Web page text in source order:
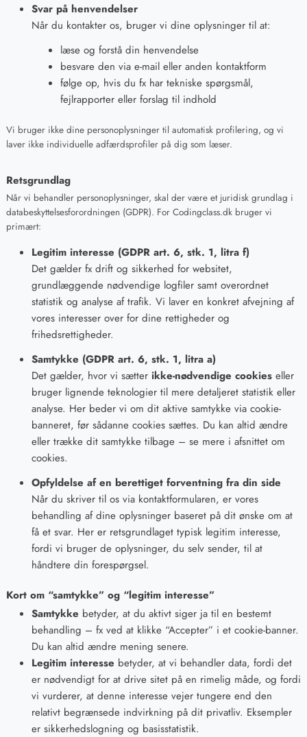
Svar på henvendelser
Når du kontakter os, bruger vi dine oplysninger til at:
læse og forstå din henvendelse
besvare den via e-mail eller anden kontaktform
følge op, hvis du fx har tekniske spørgsmål,
fejlrapporter eller forslag til indhold
Vi bruger ikke dine personoplysninger til automatisk profilering, og vi
laver ikke individuelle adfærdsprofiler på dig som læser.
Retsgrundlag
Når vi behandler personoplysninger, skal der være et juridisk grundlag i
databeskyttelsesforordningen (GDPR). For Codingclass.dk bruger vi
primært:
Legitim interesse (GDPR art. 6, stk. 1, litra f)
Det gælder fx drift og sikkerhed for websitet,
grundlæggende nødvendige logfiler samt overordnet
statistik og analyse af trafik. Vi laver en konkret afvejning af
vores interesser over for dine rettigheder og
frihedsrettigheder.
Samtykke (GDPR art. 6, stk. 1, litra a)
Det gælder, hvor vi sætter ikke-nødvendige cookieseller
bruger lignende teknologier til mere detaljeret statistik eller
analyse. Her beder vi om dit aktive samtykke via cookie-
banneret, før sådanne cookies sættes. Du kan altid ændre
eller trække dit samtykke tilbage – se mere i afsnittet om
cookies.
Opfyldelse af en berettiget forventning fra din side
Når du skriver til os via kontaktformularen, er vores
behandling af dine oplysninger baseret på dit ønske om at
få et svar. Her er retsgrundlaget typisk legitim interesse,
fordi vi bruger de oplysninger, du selv sender, til at
håndtere din forespørgsel.
Kort om “samtykke” og “legitim interesse”
Samtykke betyder, at du aktivt siger ja til en bestemt
behandling – fx ved at klikke “Accepter” i et cookie-banner.
Du kan altid ændre mening senere.
Legitim interesse betyder, at vi behandler data, fordi det
er nødvendigt for at drive sitet på en rimelig måde, og fordi
vi vurderer, at denne interesse vejer tungere end den
relativt begrænsede indvirkning på dit privatliv. Eksempler
er sikkerhedslogning og basisstatistik.